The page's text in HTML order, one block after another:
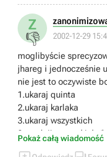
Z
👎 2002-12-29
moglibyście
jhareg i jednocześnie
nie jest to oczywiste
1.ukaraj quinta
2.ukaraj karlaka
3.ukaraj wszystkich
3.uwolnij wszystkich
Pokaż całą wiadomość